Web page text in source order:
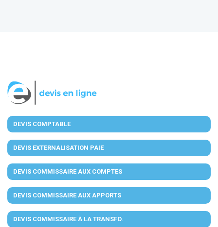
DEVIS COMPTABLE
DEVIS EXTERNALISATION PAIE
DEVIS COMMISSAIRE AUX COMPTES
DEVIS COMMISSAIRE AUX APPORTS
DEVIS COMMISSAIRE À LA TRANSFO.